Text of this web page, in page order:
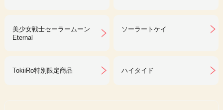
美少女戦士セーラームーン
Eternal
ソーラートケイ
TokiiRo特別限定商品 ハイタイド